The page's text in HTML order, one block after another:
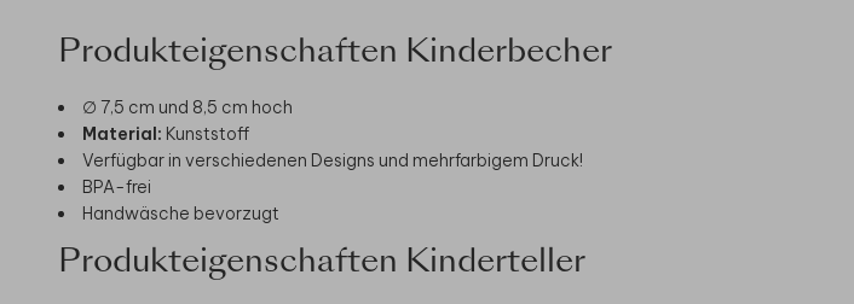
Produkteigenschaften Kinderbecher
∅ 7,5 cm und 8,5 cm hoch
Material: Kunststoff
Verfügbar in verschiedenen Designs und mehrfarbigem Druck!
BPA-frei
Handwäsche bevorzugt
Produkteigenschaften Kinderteller